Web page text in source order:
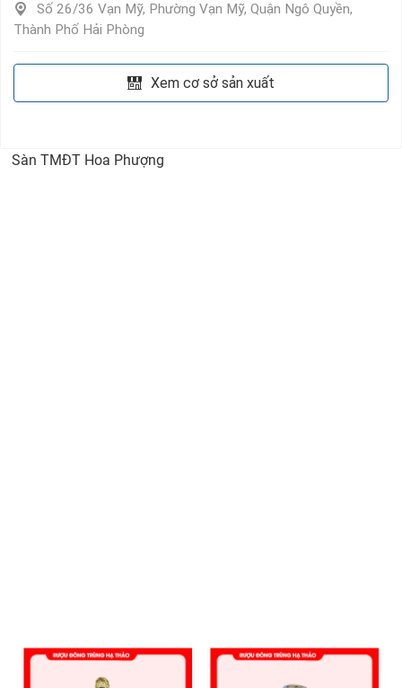
Số 26/36 Vạn Mỹ, Phường Vạn Mỹ, Quận Ngô Quyền,
Thành Phố Hải Phòng
Xem cơ sở sản xuất
Sàn TMĐT Hoa Phượng